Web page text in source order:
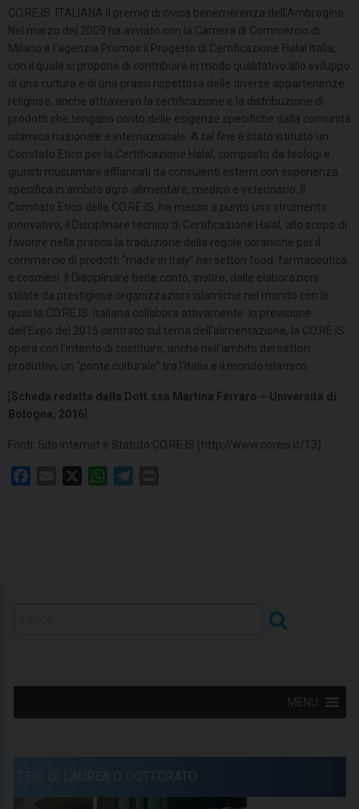
CO.RE.IS. ITALIANA il premio di civica benemerenza dell’Ambrogino.
Nel marzo del 2009 ha avviato con la Camera di Commercio di
Milano e l’agenzia Promos il Progetto di Certificazione Halal Italia,
con il quale si propone di contribuire in modo qualitativo allo sviluppo
di una cultura e di una prassi rispettosa delle diverse appartenenze
religiose, anche attraverso la certificazione e la distribuzione di
prodotti che tengano conto delle esigenze specifiche dalla comunità
islamica nazionale e internazionale. A tal fine è stato istituito un
Comitato Etico per la Certificazione Halal, composto da teologi e
giuristi musulmani affiancati da consulenti esterni con esperienza
specifica in ambito agro-alimentare, medico e veterinario. Il
Comitato Etico della CO.RE.IS. ha messo a punto uno strumento
innovativo, il Disciplinare tecnico di Certificazione Halal, allo scopo di
favorire nella pratica la traduzione della regole coraniche per il
commercio di prodotti “made in Italy” nei settori food, farmaceutica
e cosmesi. Il Disciplinare tiene conto, inoltre, delle elaborazioni
stilate da prestigiose organizzazioni islamiche nel mondo con le
quali la CO.RE.IS. Italiana collabora attivamente. In previsione
dell’Expo del 2015 centrato sul tema dell’alimentazione, la CO.RE.IS.
opera con l’intento di costituire, anche nell’ambito dei settori
produttivi, un “ponte culturale” tra l’Italia e il mondo islamico.
Scheda redatta dalla Dott.ssa Martina Ferraro – Università di
Bologna, 2016
Fonti: Sito internet e Statuto CO.RE.IS (http://www.coreis.it/13)
W
MENU
TESI DI LAUREA O DOTTORATO